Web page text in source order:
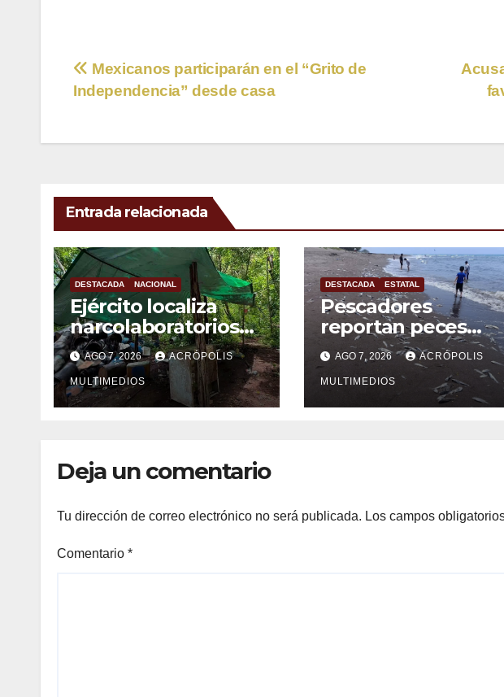
Navegación
entradas
Mexicanos participarán en el “Grito de
Independencia” desde casa
Entrada relacionada
DESTACADA NACIONAL
Ejército localiza
narcolaboratorios
en Michoacán
AGO 7, 2026 ACRÓPOLIS
MULTIMEDIOS
DESTACADA ESTATAL
Pescadores
reportan peces
muertos laguna de
Vega de Alatorre
AGO 7, 2026 ACRÓPOLIS
MULTIMEDIOS
Deja un comentario
Tu dirección de correo electrónico no será publicada. Los campos
Comentario *